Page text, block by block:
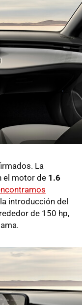
La
el motor de 1.6
introducción del
de 150 hp,